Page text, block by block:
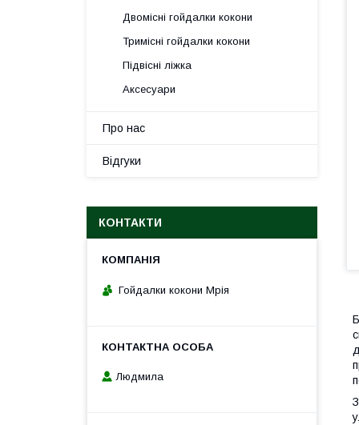
Двомісні гойдалки кокони
Тримісні гойдалки кокони
Підвісні ліжка
Аксесуари
Про нас
Відгуки
КОНТАКТИ
Гойдалки кокони Мрія
Людмила